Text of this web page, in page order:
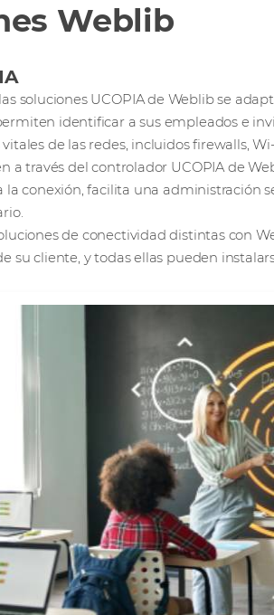
Weblib
soluciones UCOPIA de Weblib se
identificar a sus empleados e
de las redes, incluidos firewalls,
a través del controlador UCOPIA de
la conexión, facilita una administración
de conectividad distintas con
su cliente, y todas ellas pueden